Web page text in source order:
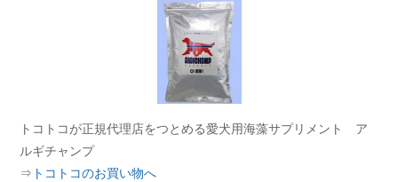
トコトコが正規代理店をつとめる愛犬用海藻サプリメント ア
ルギチャンプ
⇒ トコトコのお買い物へ